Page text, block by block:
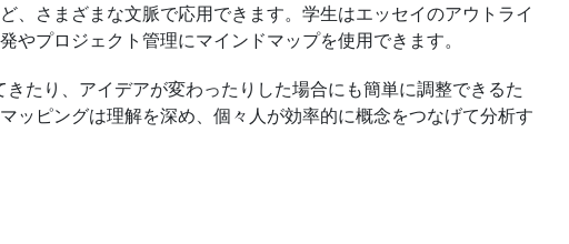
、さまざまな文脈で応用できます。学生はエッセイのアウトライ
プロジェクト管理にマインドマップを使用できます。
たり、アイデアが変わったりした場合にも簡単に調整できるた
ッピングは理解を深め、個々人が効率的に概念をつなげて分析す